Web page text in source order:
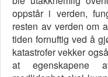
oppstår i verden,
resten av verden om
tiden fornuftig ved å
katastrofer vekker
at egenskapene